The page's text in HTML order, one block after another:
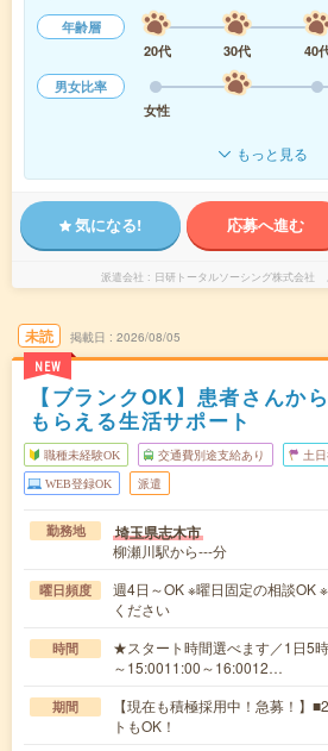
年齢層
20代
30代 40
男女比率
女性
もっと見る
気になる! 応募へ進む
派遣会社 日研トータルソーシング株式会社
未読
NEW
掲載日 2026/08/05
【ブランクOK】患者さんか
もらえる生活サポート
職種未経験OK 交通費別途支給あり 土
WEB登録OK 派遣
勤務地 埼玉県志木市
柳瀬川駅から---分
曜日頻度
週4日～OK ※曜日固定の相談OK
ください
時間
★スタート時間選べます／1日5
～15:0011:00～16:0012…
期間
【現在も積極採用中！急募！
トもOK！